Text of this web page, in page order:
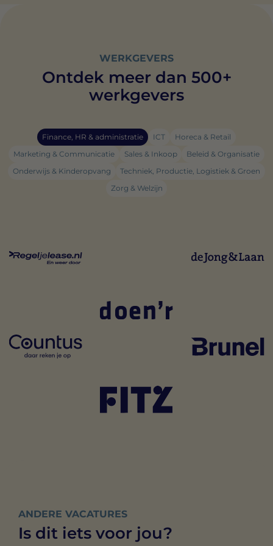
WERKGEVERS
Ontdek meer dan 500+
werkgevers
Finance, HR & administratie ICT
Horeca & Retail
Marketing & Communicatie
Sales & Inkoop
Beleid & Organisatie
Onderwijs & Kinderopvang
Techniek, Productie, Logistiek & Groen
Zorg & Welzijn
ANDERE VACATURES
Is dit iets voor jou?